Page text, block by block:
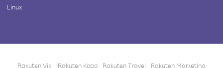
Linux
Rakuten Viki Rakuten Kobo Rakuten Travel Rakuten Marketing